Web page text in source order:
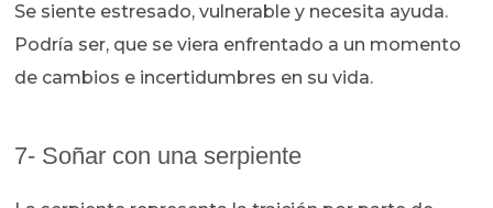
Se siente estresado, vulnerable y necesita ayuda.
Podría ser, que se viera enfrentado a un momento
de cambios e incertidumbres en su vida.
7- Soñar con una serpiente